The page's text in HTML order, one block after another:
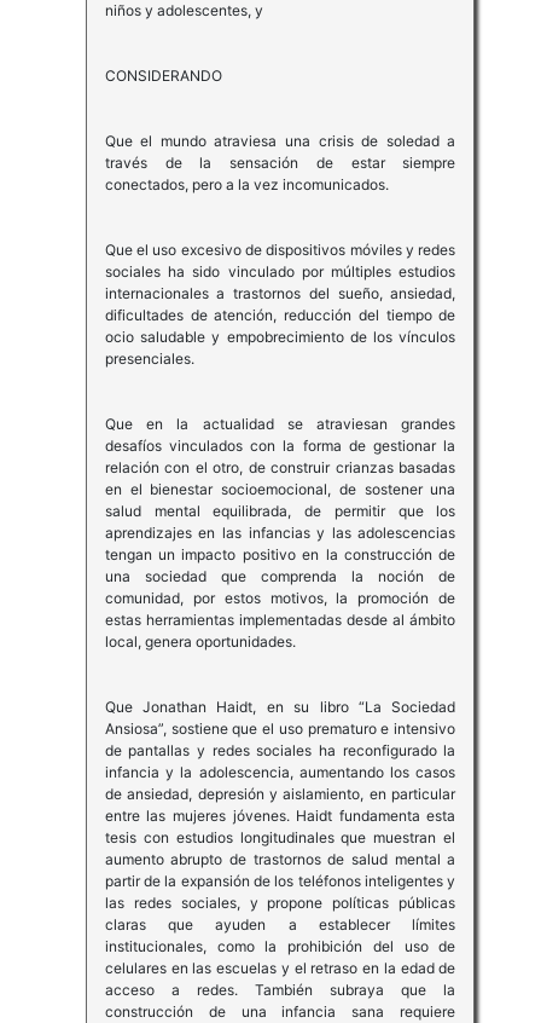
niños y adolescentes, y
CONSIDERANDO
Que el mundo atraviesa una crisis de soledad a
través de la sensación de estar siempre
conectados, pero a la vez incomunicados.
Que el uso excesivo de dispositivos móviles y redes
sociales ha sido vinculado por múltiples estudios
internacionales a trastornos del sueño, ansiedad,
dificultades de atención, reducción del tiempo de
ocio saludable y empobrecimiento de los vínculos
presenciales.
Que en la actualidad se atraviesan grandes
desafíos vinculados con la forma de gestionar la
relación con el otro, de construir crianzas basadas
en el bienestar socioemocional, de sostener una
salud mental equilibrada, de permitir que los
aprendizajes en las infancias y las adolescencias
tengan un impacto positivo en la construcción de
una sociedad que comprenda la noción de
comunidad, por estos motivos, la promoción de
estas herramientas implementadas desde al ámbito
local, genera oportunidades.
Que Jonathan Haidt, en su libro “La Sociedad
Ansiosa”, sostiene que el uso prematuro e intensivo
de pantallas y redes sociales ha reconfigurado la
infancia y la adolescencia, aumentando los casos
de ansiedad, depresión y aislamiento, en particular
entre las mujeres jóvenes. Haidt fundamenta esta
tesis con estudios longitudinales que muestran el
aumento abrupto de trastornos de salud mental a
partir de la expansión de los teléfonos inteligentes y
las redes sociales, y propone políticas públicas
claras que ayuden a establecer límites
institucionales, como la prohibición del uso de
celulares en las escuelas y el retraso en la edad de
acceso a redes. También subraya que la
construcción de una infancia sana requiere